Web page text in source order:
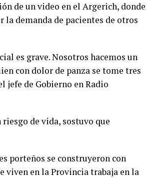
de un video en el Argerich, donde
la demanda de pacientes de otros
es grave. Nosotros hacemos un
con dolor de panza se tome tres
jefe de Gobierno en Radio
de vida, sostuvo que
porteños se construyeron con
viven en la Provincia trabaja en la